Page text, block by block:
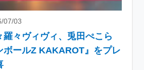
07/03
羅々ヴィヴィ、兎田ぺこら
ボールZ KAKAROT』をプレ